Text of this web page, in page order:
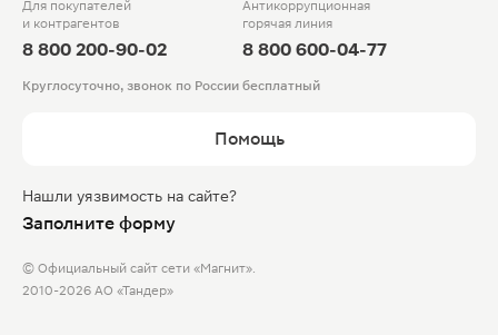
Для покупателей
и контрагентов
8 800 200-90-02
Антикоррупционная
горячая линия
8 800 600-04-77
Круглосуточно, звонок по России бесплатный
Помощь
Нашли уязвимость на сайте?
Заполните форму
© Официальный сайт сети «Магнит».
2010-2026 АО «Тандер»